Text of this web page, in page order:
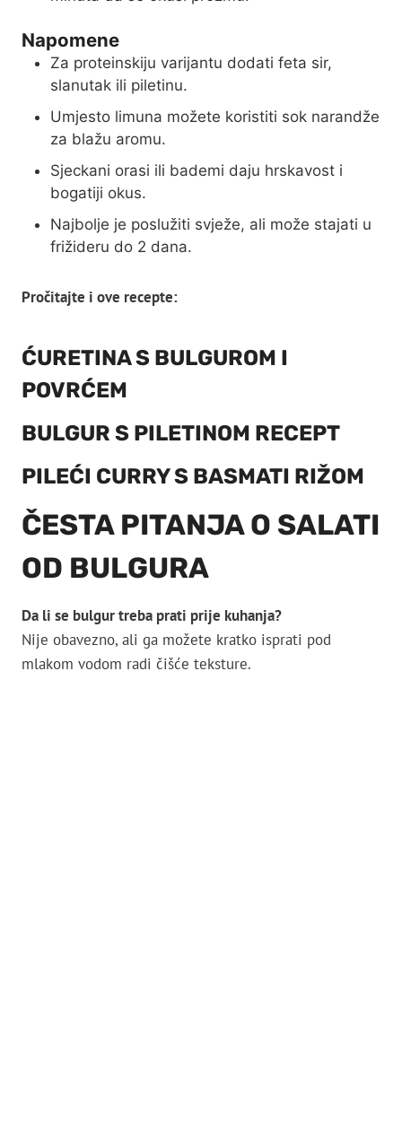
Napomene
Za proteinskiju varijantu dodati feta sir,
slanutak ili piletinu.
Umjesto limuna možete koristiti sok narandže
za blažu aromu.
Sjeckani orasi ili bademi daju hrskavost i
bogatiji okus.
Najbolje je poslužiti svježe, ali može stajati u
frižideru do 2 dana.
Pročitajte i ove recepte:
ĆURETINA S BULGUROM I
POVRĆEM
BULGUR S PILETINOM RECEPT
PILEĆI CURRY S BASMATI RIŽOM
ČESTA PITANJA O SALATI
OD BULGURA
Da li se bulgur treba prati prije kuhanja?
Nije obavezno, ali ga možete kratko isprati pod
mlakom vodom radi čišće teksture.